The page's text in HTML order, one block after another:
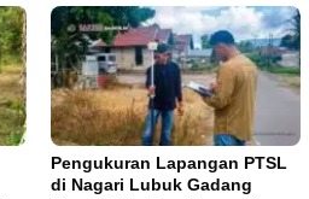
Pengukuran Lapangan PTSL
di Nagari Lubuk Gadang